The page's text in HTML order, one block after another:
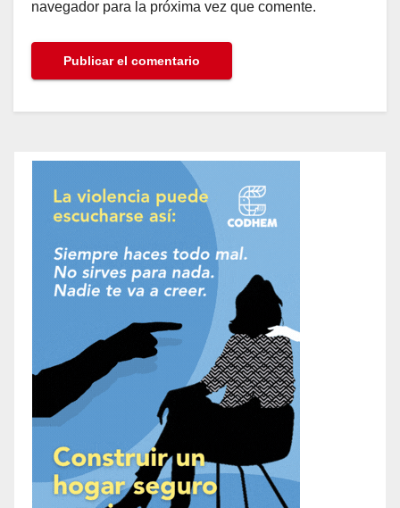
navegador para la próxima vez que comente.